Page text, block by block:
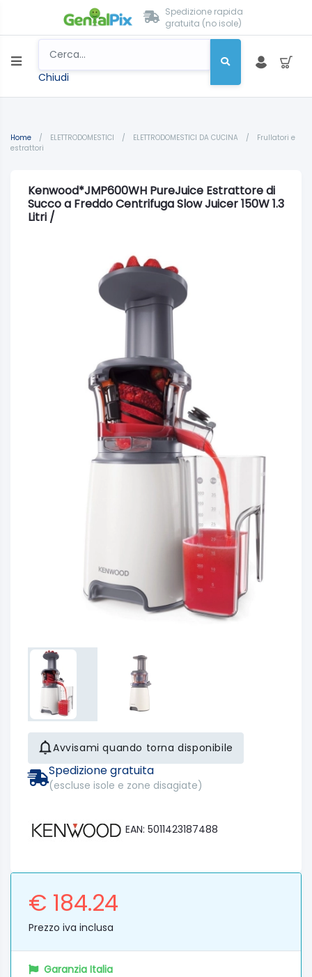
Spedizione rapida
gratuita (no isole)
Chiudi
Home / ELETTRODOMESTICI / ELETTRODOMESTICI DA CUCINA /
Frullatori e
estrattori
Kenwood*JMP600WH PureJuice Estrattore di
Succo a Freddo Centrifuga Slow Juicer 150W 1.3
Litri /
Avvisami quando torna disponibile
Spedizione gratuita
(escluse isole e zone disagiate)
EAN: 5011423187488
€ 184.24
Prezzo iva inclusa
Garanzia Italia